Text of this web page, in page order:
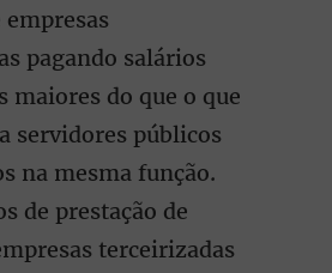
empresas
pagando salários
maiores do que o que
servidores públicos
na mesma função.
de prestação de
terceirizadas